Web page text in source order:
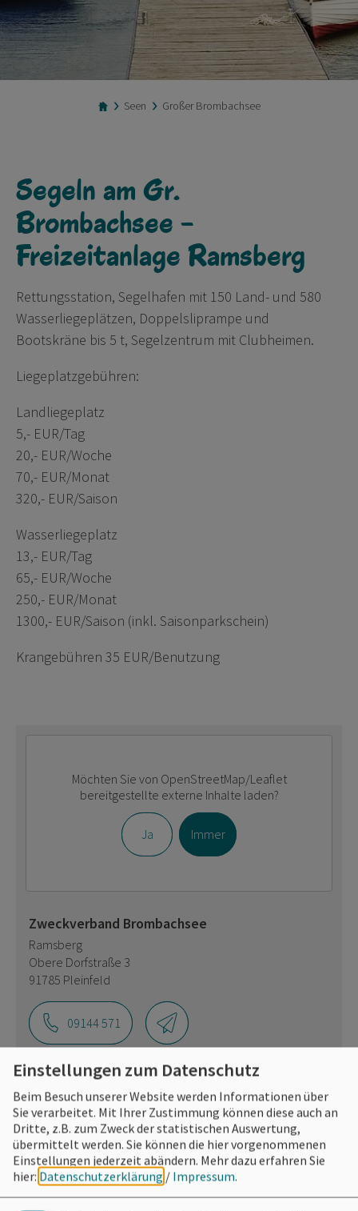
Seen Großer Brombachsee
Segeln am Gr.
Brombachsee -
Freizeitanlage Ramsberg
Rettungsstation, Segelhafen mit 150 Land- und 580
Wasserliegeplätzen, Doppelsliprampe und
Bootskräne bis 5 t, Segelzentrum mit Clubheimen.
Liegeplatzgebühren:
Landliegeplatz
5,- EUR/Tag
20,- EUR/Woche
70,- EUR/Monat
320,- EUR/Saison
Wasserliegeplatz
13,- EUR/Tag
65,- EUR/Woche
250,- EUR/Monat
1300,- EUR/Saison (inkl. Saisonparkschein)
Krangebühren 35 EUR/Benutzung
Möchten Sie von OpenStreetMap/Leaflet
bereitgestellte externe Inhalte laden?
Ja Immer
Zweckverband Brombachsee
Ramsberg
Obere Dorfstraße 3
91785 Pleinfeld
09144 571
Einstellungen zum Datenschutz
Beim Besuch unserer Website werden Informationen über
Sie verarbeitet. Mit Ihrer Zustimmung können diese auch an
Dritte, z.B. zum Zweck der statistischen Auswertung,
übermittelt werden. Sie können die hier vorgenommenen
Einstellungen jederzeit abändern. Mehr dazu erfahren Sie
hier: Datenschutzerklärung / Impressum.